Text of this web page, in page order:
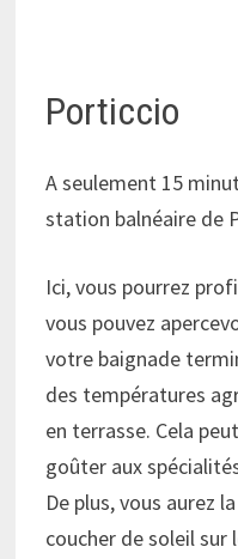
Porticcio
A seulement 15
station balnéaire de
Ici, vous pourrez
vous pouvez
votre baignade
des températures
en terrasse. Cela
goûter aux
De plus, vous aurez
coucher de soleil sur